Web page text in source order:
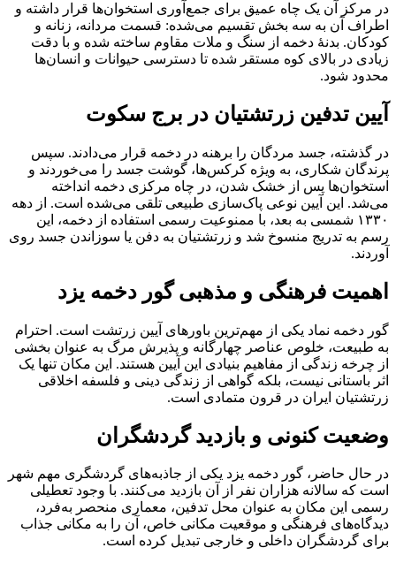
در مرکز آن یک چاه عمیق برای جمع‌آوری استخوان‌ها قرار داشته و
اطراف آن به سه بخش تقسیم می‌شده: قسمت مردانه، زنانه و
کودکان. بدنهٔ دخمه از سنگ و ملات مقاوم ساخته شده و با دقت
زیادی در بالای کوه مستقر شده تا دسترسی حیوانات و انسان‌ها
محدود شود.
آیین تدفین زرتشتیان در برج سکوت
در گذشته، جسد مردگان را برهنه در دخمه قرار می‌دادند. سپس
پرندگان شکاری، به ویژه کرکس‌ها، گوشت جسد را می‌خوردند و
استخوان‌ها پس از خشک شدن، در چاه مرکزی دخمه انداخته
می‌شد. این آیین نوعی پاک‌سازی طبیعی تلقی می‌شده است. از دهه
۱۳۳۰ شمسی به بعد، با ممنوعیت رسمی استفاده از دخمه، این
رسم به تدریج منسوخ شد و زرتشتیان به دفن یا سوزاندن جسد روی
آوردند.
اهمیت فرهنگی و مذهبی گور دخمه یزد
گور دخمه نماد یکی از مهم‌ترین باورهای آیین زرتشت است. احترام
به طبیعت، خلوص عناصر چهارگانه و پذیرش مرگ به عنوان بخشی
از چرخه زندگی از مفاهیم بنیادی این آیین هستند. این مکان تنها یک
اثر باستانی نیست، بلکه گواهی از زندگی دینی و فلسفه اخلاقی
زرتشتیان ایران در قرون متمادی است.
وضعیت کنونی و بازدید گردشگران
در حال حاضر، گور دخمه یزد یکی از جاذبه‌های گردشگری مهم شهر
است که سالانه هزاران نفر از آن بازدید می‌کنند. با وجود تعطیلی
رسمی این مکان به عنوان محل تدفین، معماری منحصر به‌فرد،
دیدگاه‌های فرهنگی و موقعیت مکانی خاص، آن را به مکانی جذاب
برای گردشگران داخلی و خارجی تبدیل کرده است.